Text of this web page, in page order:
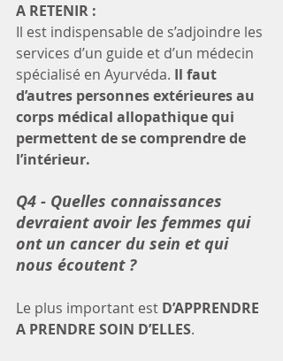
A RETENIR :
Il est indispensable de s’adjoindre les
services d’un guide et d’un médecin
spécialisé en Ayurvéda. Il faut
d’autres personnes extérieures au
corps médical allopathique qui
permettent de se comprendre de
l’intérieur.
Q4 - Quelles connaissances
devraient avoir les femmes qui
ont un cancer du sein et qui
nous écoutent ?
Le plus important est D’APPRENDRE
A PRENDRE SOIN D’ELLES.